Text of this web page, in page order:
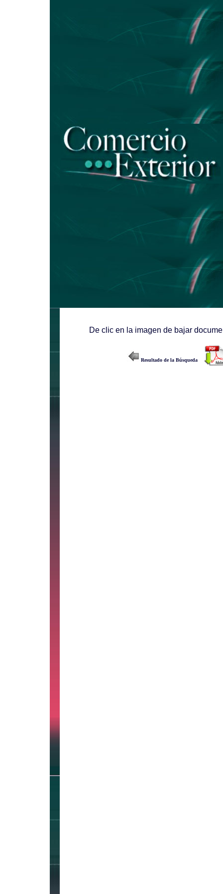
De clic en la imagen de bajar
Resultado de la Búsqueda